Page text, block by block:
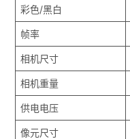
彩色/黑白
帧率
相机尺寸
相机重量
供电电压
像元尺寸